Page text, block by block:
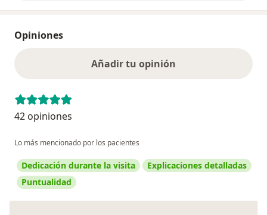
Opiniones
Añadir tu opinión
42 opiniones
Lo más mencionado por los pacientes
Dedicación durante la visita
Explicaciones detalladas
Puntualidad